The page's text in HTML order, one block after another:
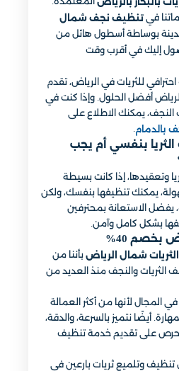
في تنظيف نجف شمال
بوساطة أسطول هائل من
إليك في أقرب وقت
للثريات في الرياض، تقدم
أفضل الحلول. وإذا كنت في
النجف، يمكنك الاطلاع على
بالدمام
بنفسي أم يجب
وتعقيدها، إذا كانت بسيطة
يمكنك تنظيفها بنفسك، ولكن
يفضل الاستعانة بمحترفين
بشكل كامل وآمن.
بخصم 40%
شمال الرياض بأننا من
الثريات والنجف منذ العديد من
المجال لأنها من أكثر العمالة
أيضًا نتميز بالسرعة، والدقة،
نحرص على تقديم خدمة تنظيف
وتلميع ثريات بارعين في